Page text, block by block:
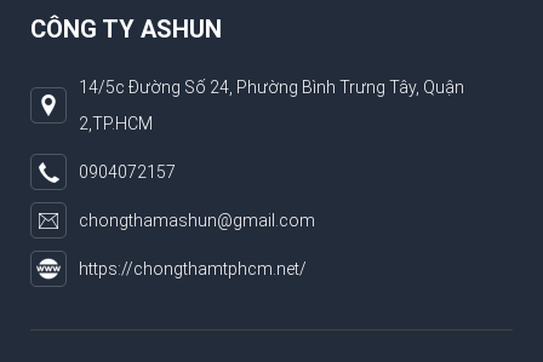
CÔNG TY ASHUN
14/5c Đường Số 24, Phường Bình Trưng Tây, Quận
2,TP.HCM
0904072157
chongthamashun@gmail.com
https://chongthamtphcm.net/